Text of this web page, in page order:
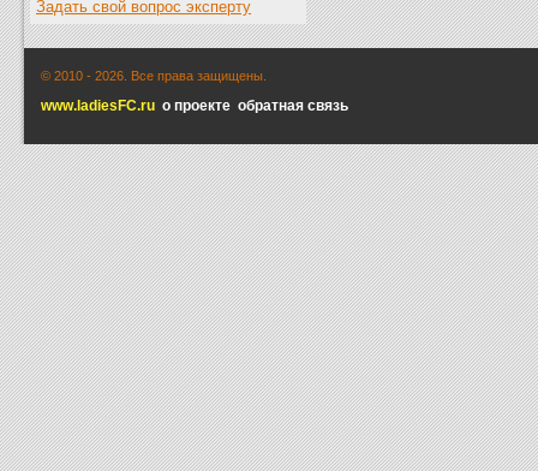
Задать свой вопрос эксперту
© 2010 - 2026. Все права защищены.
www.ladiesFC.ru о проекте обратная связь